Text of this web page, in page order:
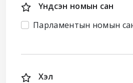
Үндсэн номын сан
Парламентын номын
Хэл